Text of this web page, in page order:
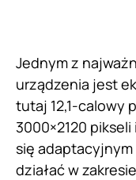
Jednym z
urządzenia jest
tutaj 12,1-calowy
3000×2120
się
działać w